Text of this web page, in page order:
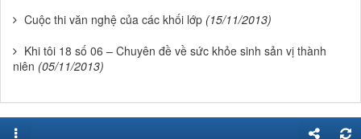
Cuộc thi văn nghệ của các khối lớp (15/11/2013)
Khi tôi 18 số 06 – Chuyên đề về sức khỏe sinh sản vị thành
niên (05/11/2013)